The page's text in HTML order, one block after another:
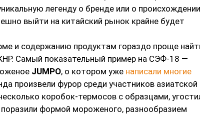
легенду о бренде или о происхождении
выйти на китайский рынок крайне будет
и содержанию продуктам гораздо проще
Самый показательный пример на СЭФ-18 —
JUMPO, о котором уже написали многие
произвели фурор среди участников азиатской
коробок-термосов с образцами,
поразили формой мороженого, разнообразием